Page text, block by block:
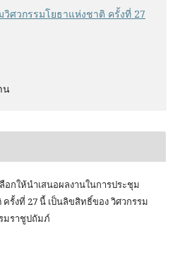
ศวกรรมโยธาแห่งชาติ ครั้งที่ 27
น
กให้นำเสนอผลงานในการประชุม
รั้งที่ 27 นี้ เป็นลิขสิทธิ์ของวิศวกรรม
มราชูปถัมภ์